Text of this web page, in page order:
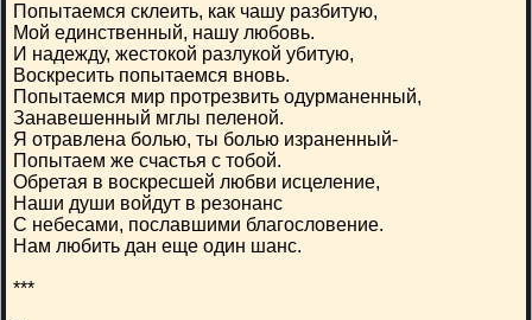
Попытаемся склеить, как чашу разбитую,
Мой единственный, нашу любовь.
И надежду, жестокой разлукой убитую,
Воскресить попытаемся вновь.
Попытаемся мир протрезвить одурманенный,
Занавешенный мглы пеленой.
Я отравлена болью, ты болью израненный-
Попытаем же счастья с тобой.
Обретая в воскресшей любви исцеление,
Наши души войдут в резонанс
С небесами, пославшими благословение.
Нам любить дан еще один шанс.
***